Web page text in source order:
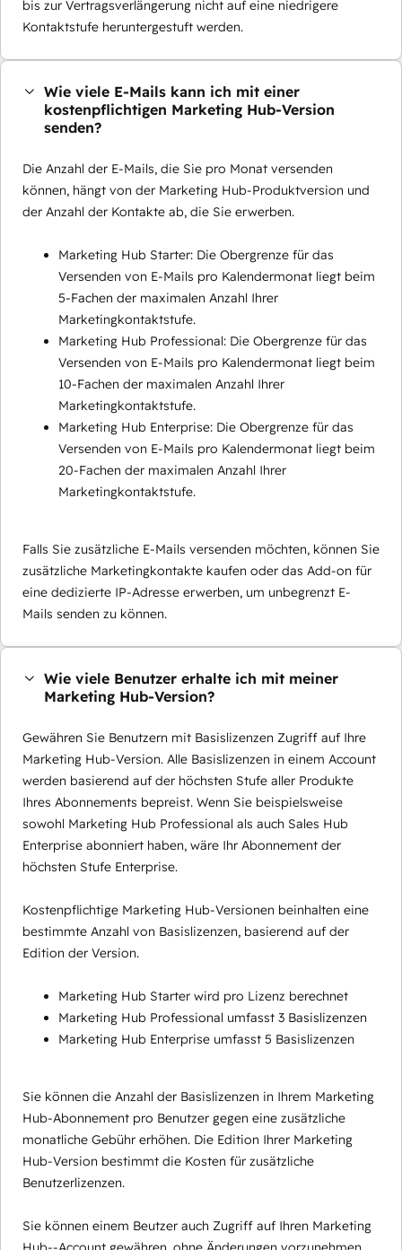
bis zur Vertragsverlängerung nicht auf eine niedrigere
Kontaktstufe heruntergestuft werden.
Wie viele E-Mails kann ich mit einer
kostenpflichtigen Marketing Hub-Version
senden?
Die Anzahl der E-Mails, die Sie pro Monat versenden
können, hängt von der Marketing Hub-Produktversion und
der Anzahl der Kontakte ab, die Sie erwerben.
Marketing Hub Starter: Die Obergrenze für das
Versenden von E-Mails pro Kalendermonat liegt beim
5-Fachen der maximalen Anzahl Ihrer
Marketingkontaktstufe.
Marketing Hub Professional: Die Obergrenze für das
Versenden von E-Mails pro Kalendermonat liegt beim
10-Fachen der maximalen Anzahl Ihrer
Marketingkontaktstufe.
Marketing Hub Enterprise: Die Obergrenze für das
Versenden von E-Mails pro Kalendermonat liegt beim
20-Fachen der maximalen Anzahl Ihrer
Marketingkontaktstufe.
Falls Sie zusätzliche E-Mails versenden möchten, können Sie
zusätzliche Marketingkontakte kaufen oder das Add-on für
eine dedizierte IP-Adresse erwerben, um unbegrenzt E-
Mails senden zu können.
Wie viele Benutzer erhalte ich mit meiner
Marketing Hub-Version?
Gewähren Sie Benutzern mit Basislizenzen Zugriff auf Ihre
Marketing Hub-Version. Alle Basislizenzen in einem Account
werden basierend auf der höchsten Stufe aller Produkte
Ihres Abonnements bepreist. Wenn Sie beispielsweise
sowohl Marketing Hub Professional als auch Sales Hub
Enterprise abonniert haben, wäre Ihr Abonnement der
höchsten Stufe Enterprise.
Kostenpflichtige Marketing Hub-Versionen beinhalten eine
bestimmte Anzahl von Basislizenzen, basierend auf der
Edition der Version.
Marketing Hub Starter wird pro Lizenz berechnet
Marketing Hub Professional umfasst 3 Basislizenzen
Marketing Hub Enterprise umfasst 5 Basislizenzen
Sie können die Anzahl der Basislizenzen in Ihrem Marketing
Hub-Abonnement pro Benutzer gegen eine zusätzliche
monatliche Gebühr erhöhen. Die Edition Ihrer Marketing
Hub-Version bestimmt die Kosten für zusätzliche
Benutzerlizenzen.
Sie können einem Beutzer auch Zugriff auf Ihren Marketing